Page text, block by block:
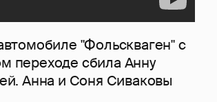
"Фольскваген" с
переходе сбила Анну
Анна и Соня Сиваковы